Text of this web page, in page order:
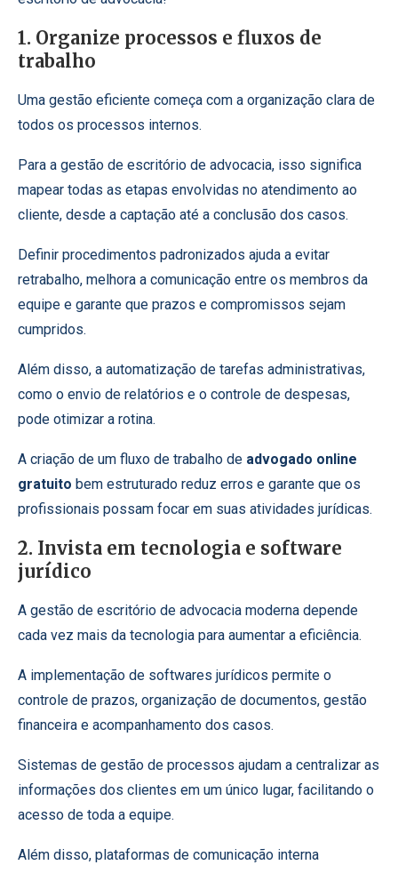
1. Organize processos e fluxos de
trabalho
Uma gestão eficiente começa com a organização clara de
todos os processos internos.
Para a gestão de escritório de advocacia, isso significa
mapear todas as etapas envolvidas no atendimento ao
cliente, desde a captação até a conclusão dos casos.
Definir procedimentos padronizados ajuda a evitar
retrabalho, melhora a comunicação entre os membros da
equipe e garante que prazos e compromissos sejam
cumpridos.
Além disso, a automatização de tarefas administrativas,
como o envio de relatórios e o controle de despesas,
pode otimizar a rotina.
A criação de um fluxo de trabalho de advogado online
gratuito bem estruturado reduz erros e garante que os
profissionais possam focar em suas atividades jurídicas.
2. Invista em tecnologia e software
jurídico
A gestão de escritório de advocacia moderna depende
cada vez mais da tecnologia para aumentar a eficiência.
A implementação de softwares jurídicos permite o
controle de prazos, organização de documentos, gestão
financeira e acompanhamento dos casos.
Sistemas de gestão de processos ajudam a centralizar as
informações dos clientes em um único lugar, facilitando o
acesso de toda a equipe.
Além disso, plataformas de comunicação interna